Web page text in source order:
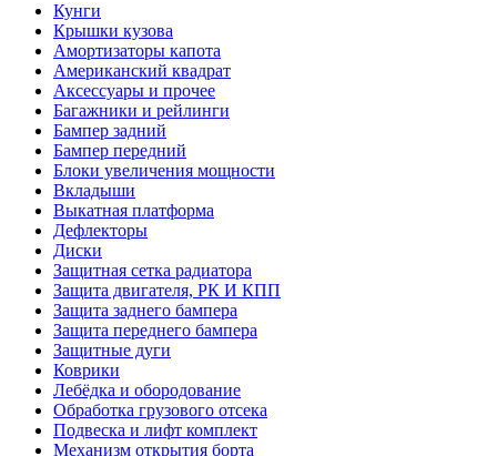
Кунги
Крышки кузова
Амортизаторы капота
Американский квадрат
Аксессуары и прочее
Багажники и рейлинги
Бампер задний
Бампер передний
Блоки увеличения мощности
Вкладыши
Выкатная платформа
Дефлекторы
Диски
Защитная сетка радиатора
Защита двигателя, РК И КПП
Защита заднего бампера
Защита переднего бампера
Защитные дуги
Коврики
Лебёдка и обородование
Обработка грузового отсека
Подвеска и лифт комплект
Механизм открытия борта